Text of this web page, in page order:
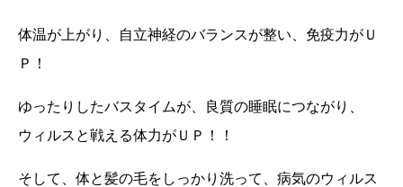
体温が上がり、自立神経のバランスが整い、免疫力がＵ
Ｐ！
ゆったりしたバスタイムが、良質の睡眠につながり、
ウィルスと戦える体力がＵＰ！！
そして、体と髪の毛をしっかり洗って、病気のウィルス